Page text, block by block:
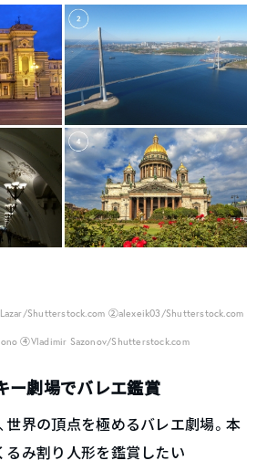
Shutterstock.com ②alexeik03/Shutterstock.com
④Vladimir Sazonov/Shutterstock.com
劇場でバレエ鑑賞
世界の頂点を極めるバレエ劇場。本
るみ割り人形を鑑賞したい